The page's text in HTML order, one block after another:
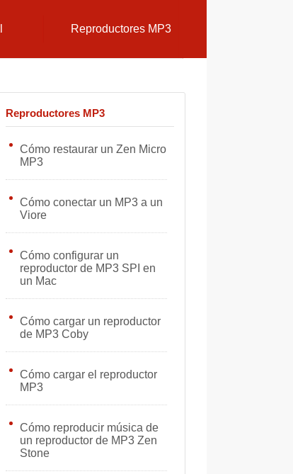
Reproductores MP3
Reproductores MP3
Cómo restaurar un Zen Micro
MP3
Cómo conectar un MP3 a un
Viore
Cómo configurar un
reproductor de MP3 SPI en
un Mac
Cómo cargar un reproductor
de MP3 Coby
Cómo cargar el reproductor
MP3
Cómo reproducir música de
un reproductor de MP3 Zen
Stone